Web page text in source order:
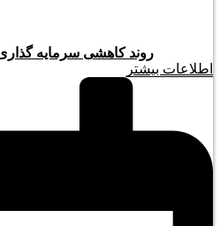
روند کاهشی سرمایه
اطلاعات بیشتر